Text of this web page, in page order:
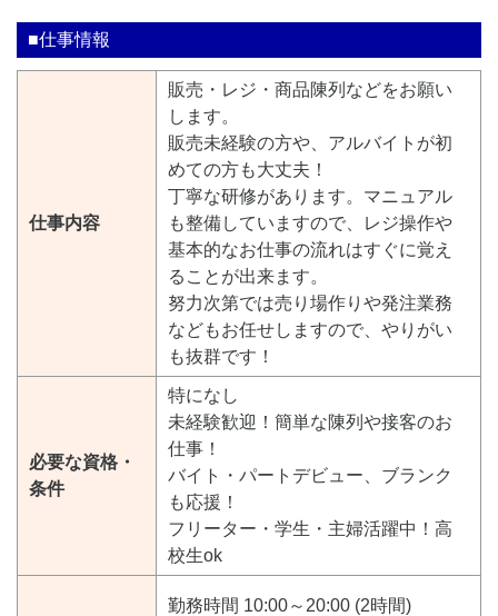
■仕事情報
仕事内容
販売・レジ・商品陳列などをお願い
します。
販売未経験の方や、アルバイトが初
めての方も大丈夫！
丁寧な研修があります。マニュアル
も整備していますので、レジ操作や
基本的なお仕事の流れはすぐに覚え
ることが出来ます。
努力次第では売り場作りや発注業務
などもお任せしますので、やりがい
も抜群です！
必要な資格・
条件
特になし
未経験歓迎！簡単な陳列や接客のお
仕事！
バイト・パートデビュー、ブランク
も応援！
フリーター・学生・主婦活躍中！高
校生ok
勤務時間 10:00～20:00 (2時間)